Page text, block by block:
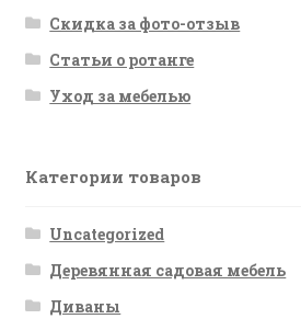
Скидка за фото-отзыв
Статьи о ротанге
Уход за мебелью
Категории товаров
Uncategorized
Деревянная садовая мебель
Диваны